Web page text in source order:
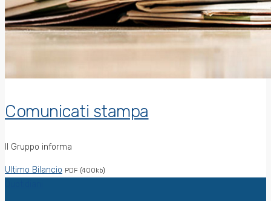
Comunicati stampa
Il Gruppo informa
Ultimo Bilancio PDF (400kb)